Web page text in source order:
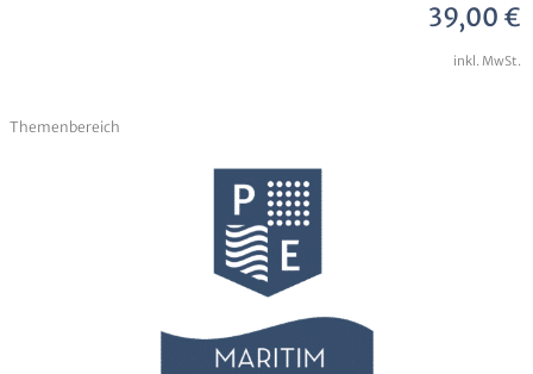
39,00 €
inkl. MwSt.
Themenbereich
Ich erkläre mich damit einverstanden, dass
meine Daten zur Bearbeitung meines Anliegens
gespeichert werden können. Weitere Hinweise zum
Datenschutz und den Widerrufsmöglichkeiten in
Datenschutzhinweisenhabe ich zur Kenntnis
genommen